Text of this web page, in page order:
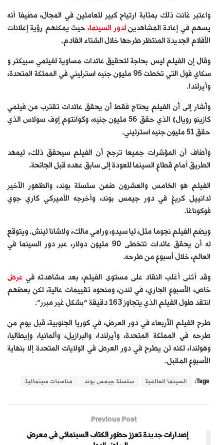
واعتبر غانت ذلك بمثابة ارتياح كبير للعاملين في المجال، مضيفا أنه
يسهم في إعادة المشاهدينلدور السينما،حيث يمكنهم رؤية إعلانات
الأفلام الجديدة المنتظر طرحها خلال الشتاء القادم.
وقال إن الفيلم ليس بحاجة لتحقيق عائدات مساوية لفيلمي سبيكتر و
سكاي فول التي تخطت 95 مليون جنيه استرليني في المملكة المتحدة،
وأيرلندا.
وأشار إلى أن الفيلم يحتاج فقط أن يحقق عائدات تقترب من فيلمي
كازينو رويال) الذي حقق 56 مليون جنيه، وكوانتوم إوف سولاس الذي
حقق 51 مليون جنيه استرليني.
وأضاف أن المؤشرات جميعا ترجح أن الفيلم سيحقق ذلك، ليمهد
الطريق أمام قطاع السينما للعودة إلى سابق عهده قبل الجائحة.
الفيلم هو الخامس والعشرون ضمن سلسلة بوند، والظهور الأخير
لدانييل كريغ في دور جيمس بوند، وأخرجه الأميركي كاري جوي
فوكوناغا.
ويضم الفيلم نجوما مثل، ليا سيدو، ورامي مالك، ولاشانا لينش. ويتوقع
له أن يحقق عائدات تتخطى 90 مليون دولار، عبر دور السينما في
العالم، خلال أسبوع من طرحه.
وقد أثنى أغلب النقاد على مستوى الفيلم، بعد مشاهدته في عرض
خاص، الأسبوع الجاري، في لندن، ومنحوه تقييمات عالية، لكن بعضهم
انتقد طول الفيلم الذي يتجاوز 163 دقيقة “بشكل غير مبرر”.
طرح الفيلم الأربعاء في دور العرض، في كوريا الجنوبية، قبل يوم من
طرحه في المملكة المتحدة، وأيرلندا، والبرازيل، وألمانيا، وإيطاليا،
وهولندا، لكنه لن يطرح في دور العرض في الولايات المتحدة إلا بنهاية
الأسبوع المقبل.
Tags: السينما العالمية سلسلة جيمس بوند مناسبات سينمائية
Previous Post
إصدارات جديدة تعزز حضور الكتاب السينمائي في معرض